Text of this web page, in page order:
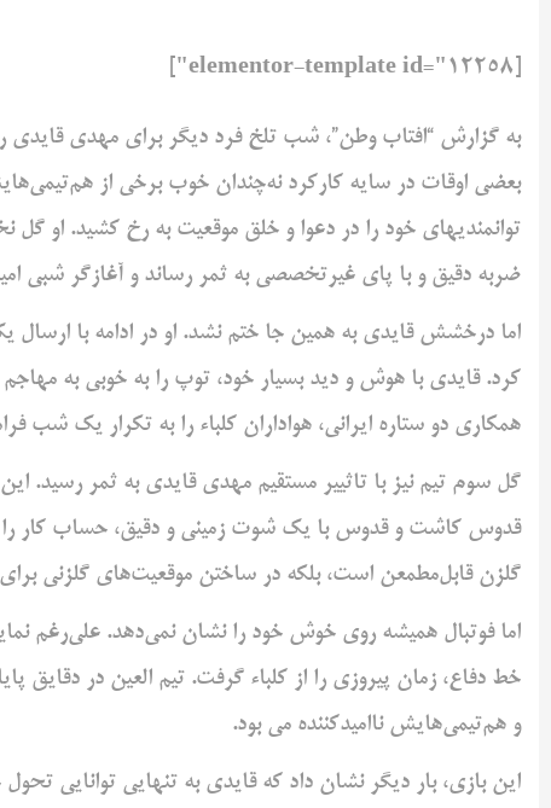
به گزارش “افتاب وطن”، شب تلخ فرد دیگر برای مهدی قایدی
بعضی اوقات در سایه کارکرد نه‌چندان خوب برخی از
توانمندیهای خود را در دعوا و خلق موقعیت به رخ کشید. او
ضربه دقیق و با پای غیرتخصصی به ثمر رساند و آغازگر شبی
اما درخشش قایدی به همین جا ختم نشد. او در ادامه با ارسال
کرد. قایدی با هوش و دید بسیار خود، توپ را به خوبی به مهاجم
همکاری دو ستاره ایرانی، هواداران کلباء را به تکرار یک شب
گل سوم تیم نیز با تاثییر مستقیم مهدی قایدی به ثمر رسید.
قدوس کاشت و قدوس با یک شوت زمینی و دقیق، حساب کار را
گلزن قابل‌مطمعن است، بلکه در ساختن موقعیت‌های گلزنی
اما فوتبال همیشه روی خوش خود را نشان نمی‌دهد. علی‌رغم
خط دفاع، زمان پیروزی را از کلباء گرفت. تیم العین در دقایق
و هم‌تیمی‌هایش ناامیدکننده می بود.
این بازی، بار دیگر نشان داد که قایدی به تنهایی توانایی